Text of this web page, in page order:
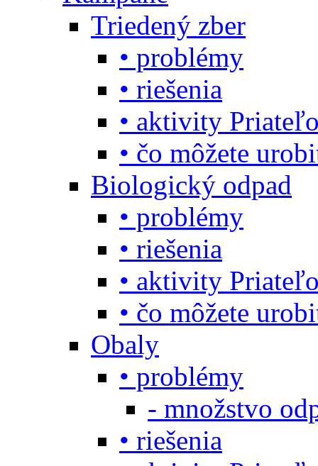
Triedený zber
• problémy
• riešenia
• aktivity
• čo môžete
Biologický odpad
• problémy
• riešenia
• aktivity
• čo môžete
Obaly
• problémy
- množstvo
• riešenia